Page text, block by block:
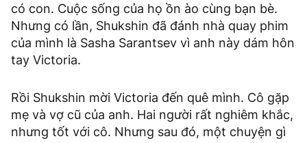
có con. Cuộc sống của họ ồn ào cùng bạn bè.
Nhưng có lần, Shukshin đã đánh nhà quay phim
của mình là Sasha Sarantsev vì anh này dám hôn
tay Victoria.
Rồi Shukshin mời Victoria đến quê mình. Cô gặp
mẹ và vợ cũ của anh. Hai người rất nghiêm khắc,
nhưng tốt với cô. Nhưng sau đó, một chuyện gì